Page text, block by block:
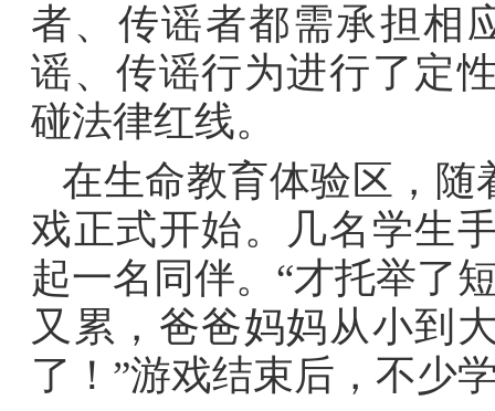
者、传谣者都需承担相
谣、传谣行为进行了定
碰法律红线。
在生命教育体验区，随
戏正式开始。几名学生
起一名同伴。“才托举了
又累，爸爸妈妈从小到
了！”游戏结束后，不少